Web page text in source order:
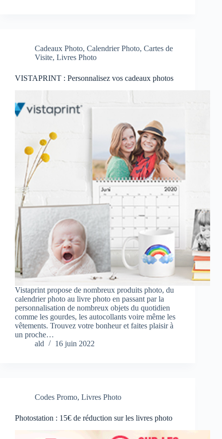
Cadeaux Photo, Calendrier Photo, Cartes de
Visite, Livres Photo
VISTAPRINT : Personnalisez vos cadeaux photos
Vistaprint propose de nombreux produits photo, du
calendrier photo au livre photo en passant par la
personnalisation de nombreux objets du quotidien
comme les gourdes, les autocollants voire même les
vêtements. Trouvez votre bonheur et faites plaisir à
un proche…
ald
16 juin 2022
Codes Promo, Livres Photo
Photostation : 15€ de réduction sur les livres photo